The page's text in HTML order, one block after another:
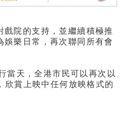
院的支持，並繼續積極推
樂日常，再次聯同所有會
當天，全港市民可以再次以
賞上映中任何放映格式的